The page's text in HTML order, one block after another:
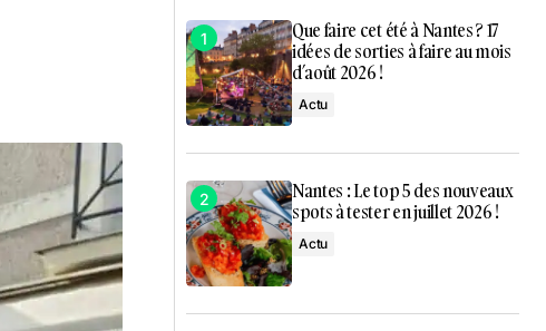
Que faire cet été à Nantes ? 17
idées de sorties à faire au mois
d’août 2026 !
Actu
Nantes : Le top 5 des nouveaux
spots à tester en juillet 2026 !
Actu